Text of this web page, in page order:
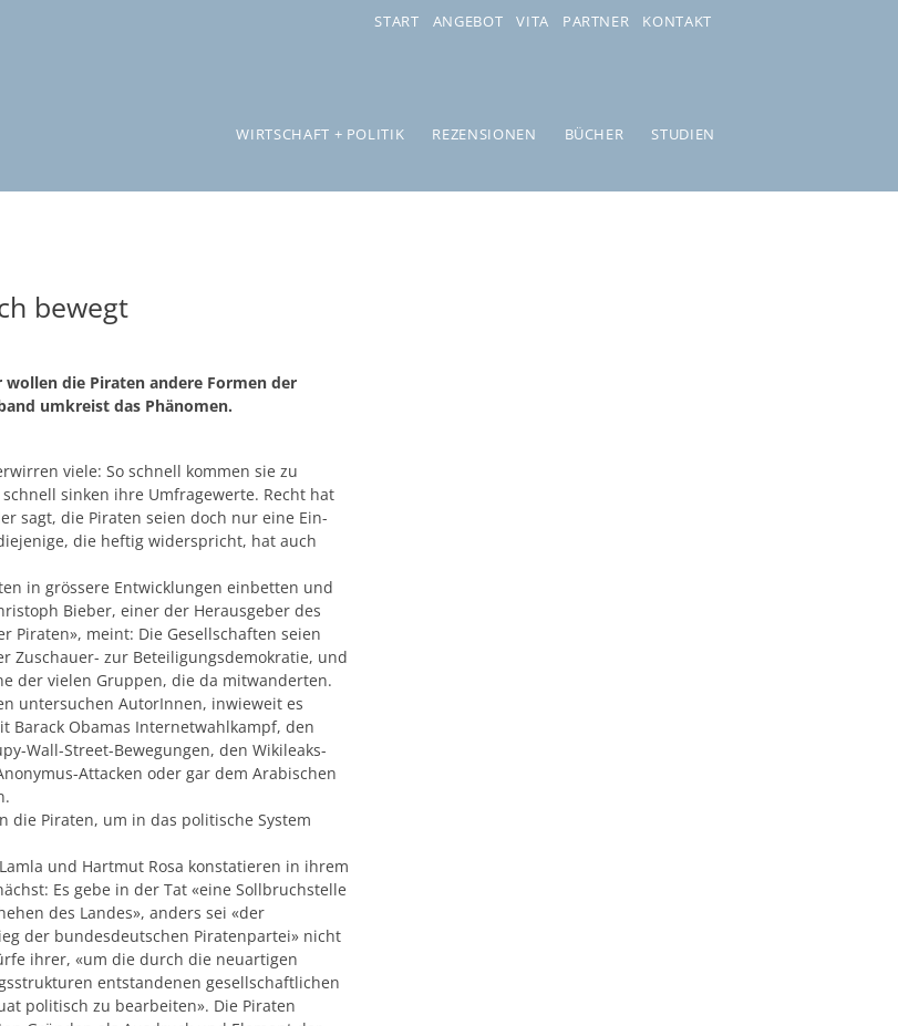
START ANGEBOT VITA PARTNER KONTAKT
WIRTSCHAFT + POLITIK REZENSIONEN BÜCHER STUDIEN
bewegt
die Piraten andere Formen der
umkreist das Phänomen.
viele: So schnell kommen sie zu
schnell sinken ihre Umfragewerte. Recht hat
sagt, die Piraten seien doch nur eine Ein-
die heftig widerspricht, hat auch
in grössere Entwicklungen einbetten und
Bieber, einer der Herausgeber des
Piraten», meint: Die Gesellschaften seien
Zuschauer- zur Beteiligungsdemokratie, und
der vielen Gruppen, die da mitwanderten.
untersuchen AutorInnen, inwieweit es
Barack Obamas Internetwahlkampf, den
Wall-Street-Bewegungen, den Wikileaks-
Attacken oder gar dem Arabischen
die Piraten, um in das politische System
und Hartmut Rosa konstatieren in ihrem
Es gebe in der Tat «eine Sollbruchstelle
des Landes», anders sei «der
der bundesdeutschen Piratenpartei» nicht
ihrer, «um die durch die neuartigen
entstandenen gesellschaftlichen
politisch zu bearbeiten». Die Piraten